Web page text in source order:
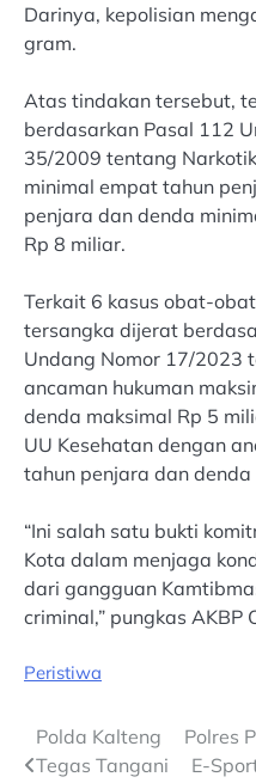
Darinya, kepolisian
gram.
Atas tindakan tersebut,
berdasarkan Pasal 112
35/2009 tentang
minimal empat tahun
penjara dan denda
Rp 8 miliar.
Terkait 6 kasus obat-
tersangka dijerat
Undang Nomor 17/2023
ancaman hukuman
denda maksimal Rp 5
UU Kesehatan dengan
tahun penjara dan
“Ini salah satu bukti
Kota dalam menjaga
dari gangguan
criminal,” pungkas AKBP
Peristiwa
Post
Polda Kalteng
Tegas Tangani
Polres
E-